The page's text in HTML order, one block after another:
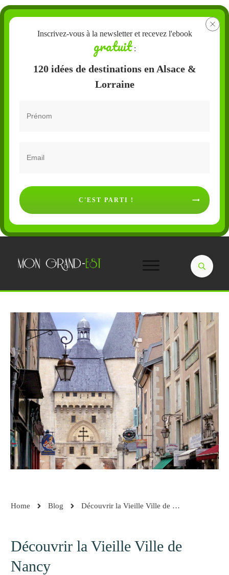
Home Blog Découvrir la Vieille Ville de Nancy
Découvrir la Vieille Ville de
Nancy
Inscrivez-vous à la newsletter et recevez l'ebook
gratuit:
120 idées de destinations en Alsace &
Lorraine
C'EST PARTI !